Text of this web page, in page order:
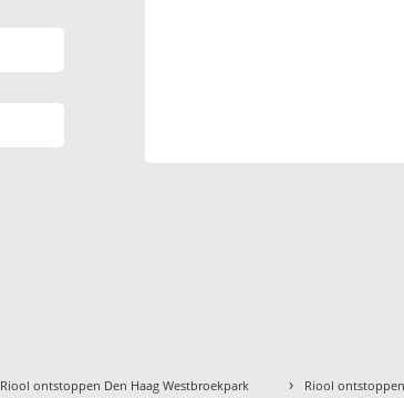
Riool ontstoppen Den Haag Westbroekpark › Riool